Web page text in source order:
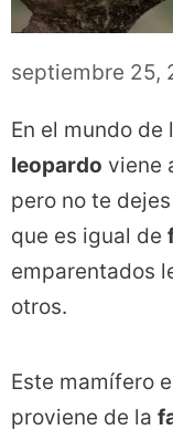
septiembre 25,
En el mundo de
leopardo viene
pero no te
que es igual de
emparentados
otros.
Este mamífero
proviene de la